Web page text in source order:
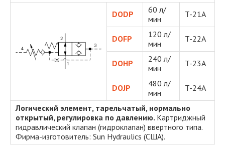
DODP
60 л/
мин
T-21A
DOFP
120 л/
мин
T-22A
DOHP
240 л/
мин
T-23A
DOJP
480 л/
мин
T-24A
Логический элемент, тарельчатый, нормально
открытый, регулировка по давлению. Картриджный
гидравлический клапан (гидроклапан) ввертного типа.
Фирма-изготовитель: Sun Hydraulics (США).